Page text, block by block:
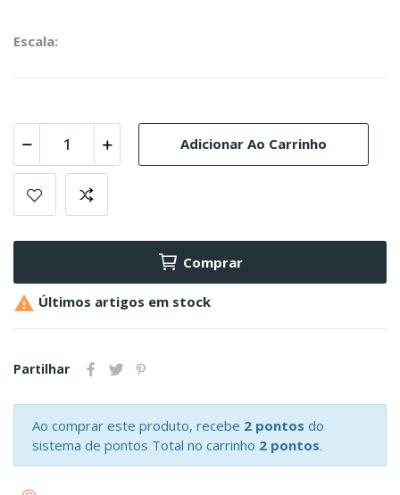
Escala:
Adicionar Ao Carrinho
Comprar
 Últimos artigos em stock
Partilhar
Ao comprar este produto, recebe 2 pontos do
sistema de pontos Total no carrinho 2 pontos.